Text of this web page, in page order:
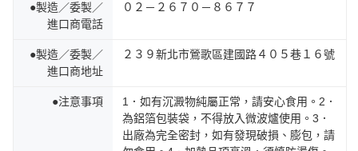
●製造／委製／
進口商電話
０２－２６７０－８６７７
●製造／委製／
進口商地址
２３９新北市鶯歌區建國路４０５巷１６號
●注意事項
1．如有沉澱物純屬正常，請安心食用。2．
為鋁箔包裝袋，不得放入微波爐使用。3．
出廠為完全密封，如有發現破損、膨包，請